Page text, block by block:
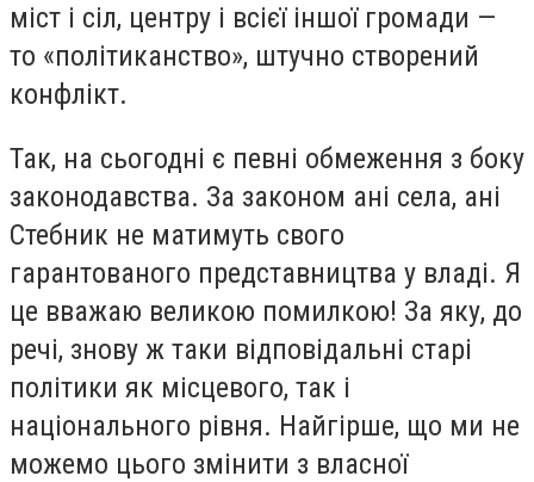
міст і сіл, центру і всієї іншої громади —
то «політиканство», штучно створений
конфлікт.
Так, на сьогодні є певні обмеження з боку
законодавства. За законом ані села, ані
Стебник не матимуть свого
гарантованого представництва у владі. Я
це вважаю великою помилкою! За яку, до
речі, знову ж таки відповідальні старі
політики як місцевого, так і
національного рівня. Найгірше, що ми не
можемо цього змінити з власної